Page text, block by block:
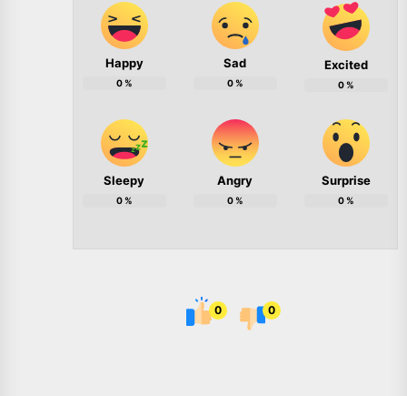
Happy
0%
Sad
0%
Excited
0%
Sleepy
0%
Angry
0%
Surprise
0%
0 0